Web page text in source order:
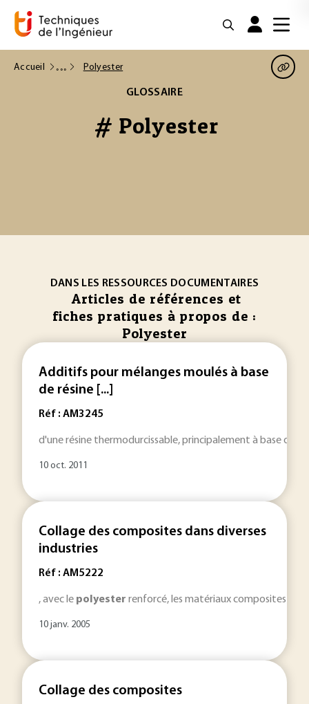
Accueil Polyester
GLOSSAIRE
# Polyester
DANS LES RESSOURCES DOCUMENTAIRES
Articles de références et
fiches pratiques à propos de :
Polyester
Additifs pour mélanges moulés à base
de résine [...]
Réf : AM3245
d'une résine thermodurcissable, principalement à base de
10 oct. 2011
Collage des composites dans diverses
industries
Réf : AM5222
, avec le polyester renforcé, les matériaux composites ont
10 janv. 2005
Collage des composites